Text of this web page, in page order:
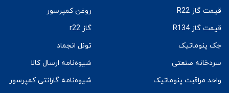
قیمت گاز R22
قیمت گاز R134
جک پنوماتیک
سردخانه صنعتی
واحد مراقبت پنوماتیک
روغن کمپرسور
گاز r22
تونل انجماد
شیوه‌نامه ارسال کالا
شیوه‌نامه گارانتی کمپرسور